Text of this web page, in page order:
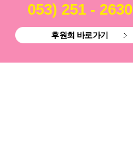
053) 251 - 2630
후원회 바로가기